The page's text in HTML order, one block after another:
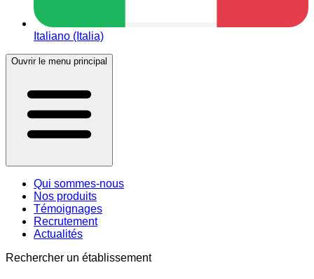
Italiano (Italia)
Ouvrir le menu principal
Qui sommes-nous
Nos produits
Témoignages
Recrutement
Actualités
Rechercher un établissement